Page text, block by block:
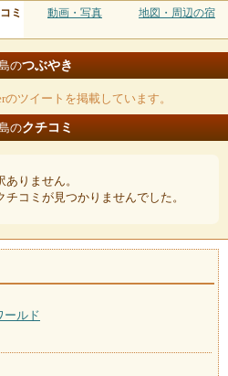
ミ 動画・写真 地図・周辺の宿
のつぶやき
ツイートを掲載しています。
のクチコミ
ありません。
コミが見つかりませんでした。
ールド